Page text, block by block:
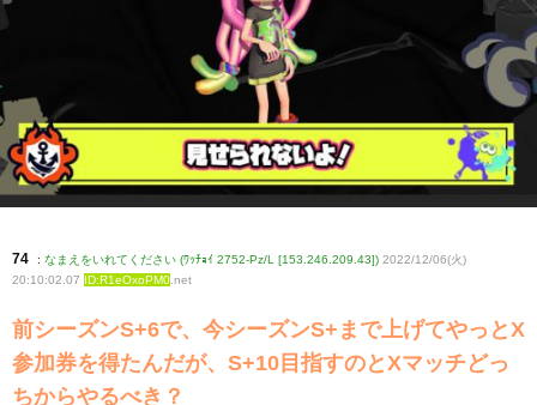
74 : なまえをいれてください (ﾜｯﾁｮｲ 2752-Pz/L [153.246.209.43]) 2022/12/06(火)
20:10:02.07 ID:R1eOxoPM0 .net
前シーズンS+6で、今シーズンS+まで上げてやっとX
参加券を得たんだが、S+10目指すのとXマッチどっ
ちからやるべき？